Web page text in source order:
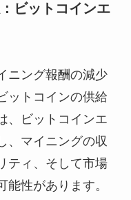
ビットコインエ
ニング報酬の減少
ットコインの供給
、ビットコインエ
、マイニングの収
ティ、そして市場
性があります。